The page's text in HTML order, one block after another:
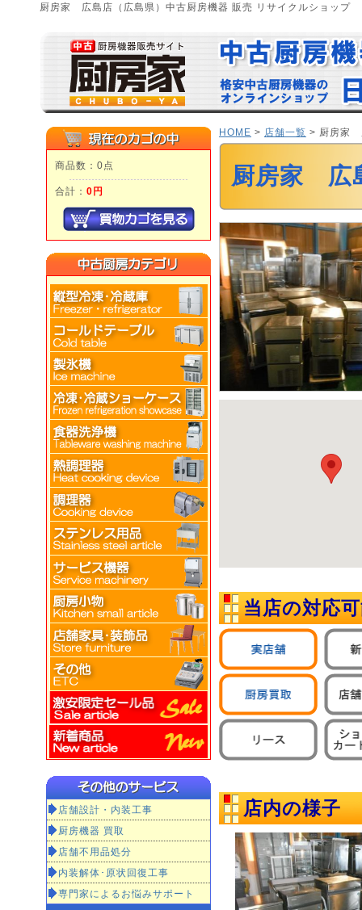
厨房家 広島店（広島県）中古厨房機器 販売 リサイクルショップ
商品数：0点
合計： 0円
店舗設計・内装工事
厨房機器 買取
店舗不用品処分
内装解体･原状回復工事
専門家によるお悩みサポート
HOME > 店舗一覧 > 厨房家
厨房家 広
当店の対応
店内の様子